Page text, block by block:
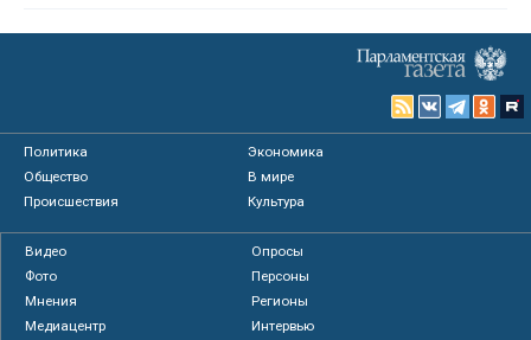
Политика
Экономика
Общество
В мире
Происшествия
Культура
Видео
Опросы
Фото
Персоны
Мнения
Регионы
Медиацентр
Интервью